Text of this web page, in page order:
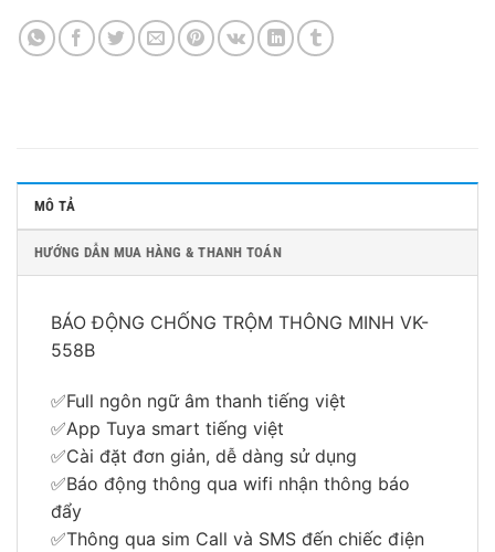
MÔ TẢ
HƯỚNG DẪN MUA HÀNG & THANH TOÁN
BÁO ĐỘNG CHỐNG TRỘM THÔNG MINH VK-
558B
✅Full ngôn ngữ âm thanh tiếng việt
✅App Tuya smart tiếng việt
✅Cài đặt đơn giản, dễ dàng sử dụng
✅Báo động thông qua wifi nhận thông báo
đẩy
✅Thông qua sim Call và SMS đến chiếc điện